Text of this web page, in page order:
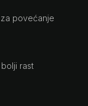
povećanje
rast
61 924 649